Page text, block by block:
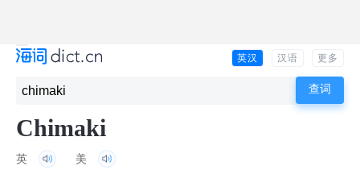
英汉 汉语 更多
Chimaki
英 美